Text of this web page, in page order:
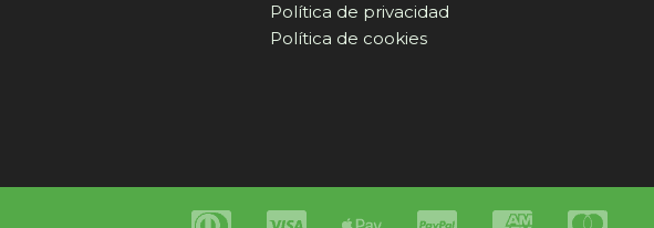
Política de privacidad
Política de cookies